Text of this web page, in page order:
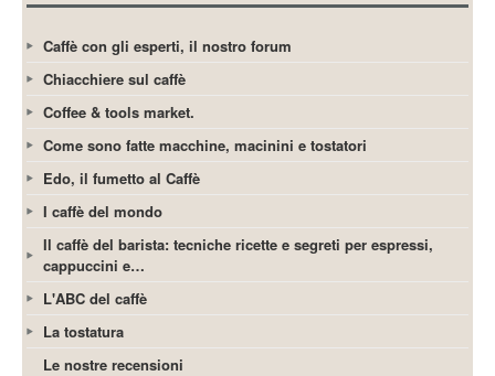
Caffè con gli esperti, il nostro forum
Chiacchiere sul caffè
Coffee & tools market.
Come sono fatte macchine, macinini e tostatori
Edo, il fumetto al Caffè
I caffè del mondo
Il caffè del barista: tecniche ricette e segreti per espressi,
cappuccini e…
L'ABC del caffè
La tostatura
Le nostre recensioni